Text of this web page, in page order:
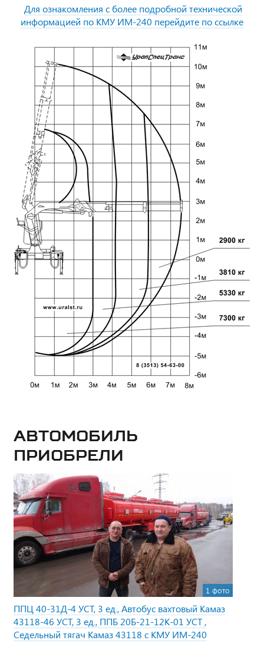
Для ознакомления с более подробной технической
информацией по КМУ ИМ-240 перейдите по ссылке
Автомобиль
приобрели
1 фото
ППЦ 40-31Д-4 УСТ, 3 ед., Автобус вахтовый Камаз
43118-46 УСТ, 3 ед., ППБ 20Б-21-12К-01 УСТ ,
Седельный тягач Камаз 43118 с КМУ ИМ-240